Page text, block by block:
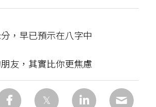
，早已預示在八字中
友，其實比你更焦慮